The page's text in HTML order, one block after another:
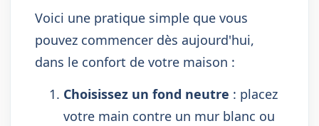
Voici une pratique simple que vous
pouvez commencer dès aujourd'hui,
dans le confort de votre maison :
Choisissez un fond neutre : placez
votre main contre un mur blanc ou